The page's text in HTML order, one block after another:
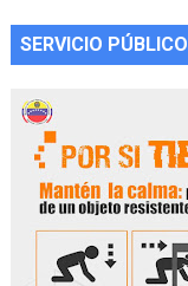
SERVICIO PÚBLICO